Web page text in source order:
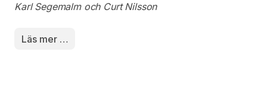
Karl Segemalm och Curt Nilsson
Läs mer …